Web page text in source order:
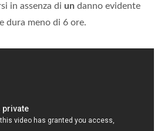
in assenza di un danno evidente
e dura meno di 6 ore.